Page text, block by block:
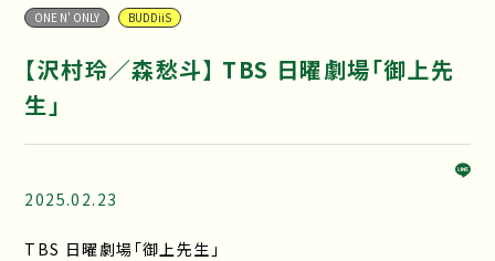
ONE N' ONLY BUDDiiS
【沢村玲／森愁斗】 TBS 日曜劇場「御上先
生」
2025.02.23
TBS 日曜劇場「御上先生」